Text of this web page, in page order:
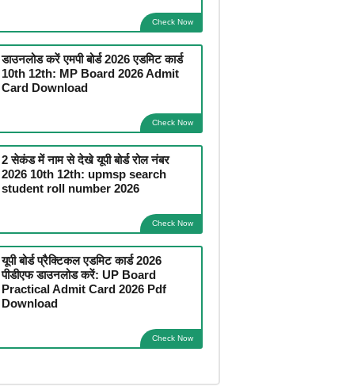
Check Now
डाउनलोड करें एमपी बोर्ड 2026 एडमिट कार्ड
10th 12th: MP Board 2026 Admit
Card Download
Check Now
2 सेकंड में नाम से देखे यूपी बोर्ड रोल नंबर
2026 10th 12th: upmsp search
student roll number 2026
Check Now
यूपी बोर्ड प्रैक्टिकल एडमिट कार्ड 2026
पीडीएफ डाउनलोड करें: UP Board
Practical Admit Card 2026 Pdf
Download
Check Now